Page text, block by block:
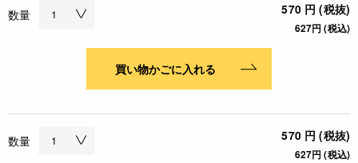
数量 570 円 (税抜)
627円 (税込)
買い物かごに入れる
数量 570 円 (税抜)
627円 (税込)